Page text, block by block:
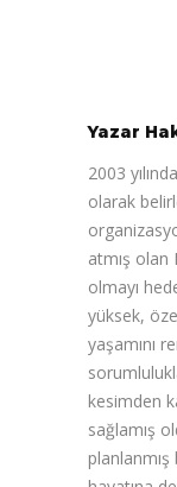
Yazar
2003
olarak
atmış olan
olmayı
yüksek,
yaşamını
kesimden
sağlamış